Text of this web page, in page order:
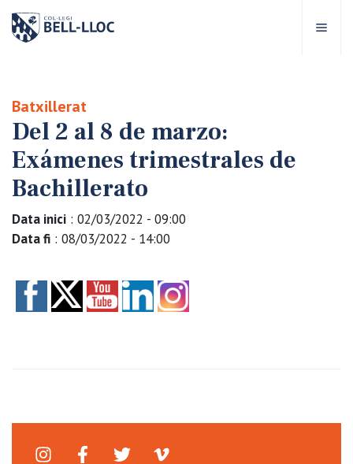
Bell-lloc
Educativo
educativas
Batxillerat
Del 2 al 8 de marzo:
Exámenes trimestrales de
Bachillerato
Data inici : 02/03/2022 - 09:00
Data fi : 08/03/2022 - 14:00